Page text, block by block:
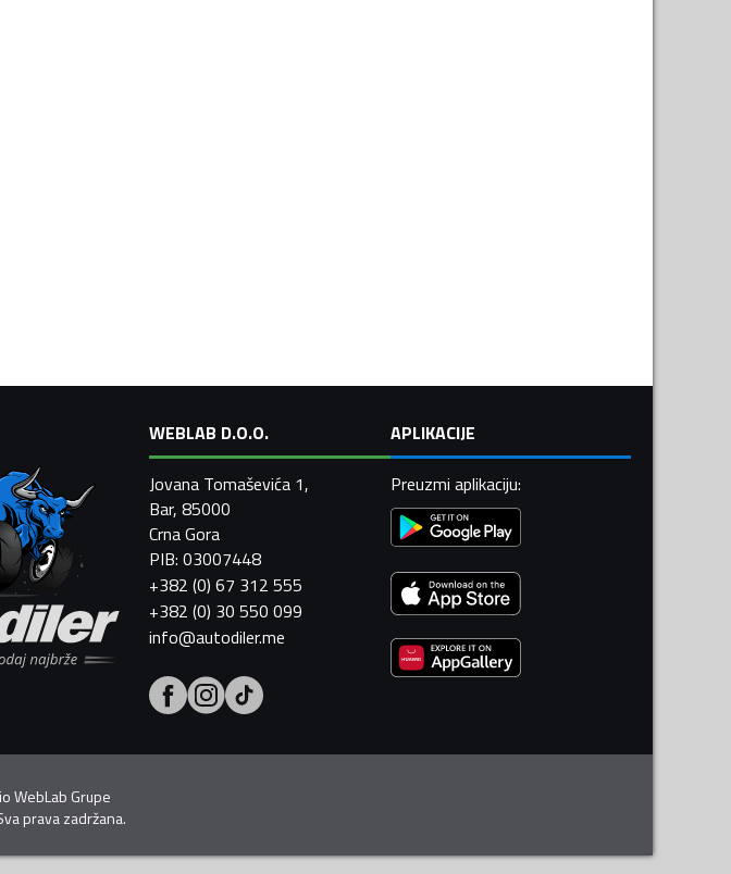
WEBLAB D.O.O.
Jovana Tomaševića 1,
Bar, 85000
Crna Gora
PIB: 03007448
+382 (0) 67 312 555
+382 (0) 30 550 099
info@autodiler.me
APLIKACIJE
Preuzmi aplikaciju:
WebLab Grupe
prava zadržana.